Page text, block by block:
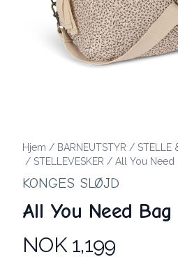
Hjem / BARNEUTSTYR / STELLE
/ STELLEVESKER / All You Need
KONGES SLØJD
All You Need
Produktdetaljer
NOK 1,199